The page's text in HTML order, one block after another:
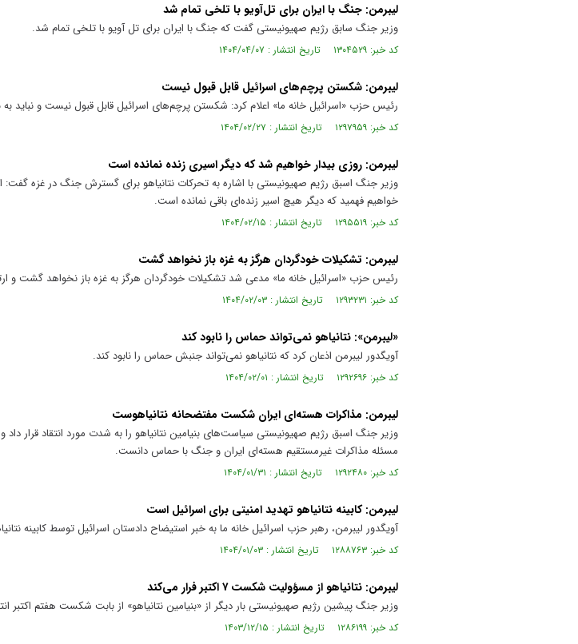
لیبرمن: جنگ با ایران برای تل‌آویو با تلخی تمام شد
وزیر جنگ سابق رژیم صهیونیستی گفت که جنگ با ایران برای تل آویو با تلخی تمام شد.
کد خبر: ۱۳۰۴۵۲۹ تاریخ انتشار : ۱۴۰۴/۰۴/۰۷
لیبرمن: شکستن پرچم‌های اسرائیل قابل قبول نیست
رئیس حزب «اسرائیل خانه ما» اعلام کرد: شکستن پرچم‌های اسرائیل قابل قبول نیست و نباید به
کد خبر: ۱۲۹۷۹۵۹ تاریخ انتشار : ۱۴۰۴/۰۲/۲۷
لیبرمن: روزی بیدار خواهیم شد که دیگر اسیری زنده نمانده است
وزیر جنگ اسبق رژیم صهیونیستی با اشاره به تحرکات نتانیاهو برای گسترش جنگ در غزه گفت:
خواهیم فهمید که دیگر هیچ اسیر زنده‌ای باقی نمانده است.
کد خبر: ۱۲۹۵۵۱۹ تاریخ انتشار : ۱۴۰۴/۰۲/۱۵
لیبرمن: تشکیلات خودگردان هرگز به غزه باز نخواهد گشت
رئیس حزب «اسرائیل خانه ما» مدعی شد تشکیلات خودگردان هرگز به غزه باز نخواهد گشت و
کد خبر: ۱۲۹۳۲۳۱ تاریخ انتشار : ۱۴۰۴/۰۲/۰۳
«لیبرمن»: نتانیاهو نمی‌تواند حماس را نابود کند
آویگدور لیبرمن اذعان کرد که نتانیاهو نمی‌تواند جنبش حماس را نابود کند.
کد خبر: ۱۲۹۲۶۹۶ تاریخ انتشار : ۱۴۰۴/۰۲/۰۱
لیبرمن: مذاکرات هسته‌ای ایران شکست مفتضحانه نتانیاهوست
وزیر جنگ اسبق رژیم صهیونیستی سیاست‌های بنیامین نتانیاهو را به شدت مورد انتقاد قرار
مسئله مذاکرات غیرمستقیم هسته‌ای ایران و جنگ با حماس دانست.
کد خبر: ۱۲۹۲۴۸۰ تاریخ انتشار : ۱۴۰۴/۰۱/۳۱
لیبرمن: کابینه نتانیاهو تهدید امنیتی برای اسرائیل است
آویگدور لیبرمن، رهبر حزب اسرائیل خانه ما به خبر استیضاح دادستان اسرائیل توسط کابینه
کد خبر: ۱۲۸۸۷۶۳ تاریخ انتشار : ۱۴۰۴/۰۱/۰۳
لیبرمن: نتانیاهو از مسؤولیت شکست ۷ اکتبر فرار می‌کند
وزیر جنگ پیشین رژیم صهیونیستی بار دیگر از «بنیامین نتانیاهو» از بابت شکست هفتم اکتبر
کد خبر: ۱۲۸۶۱۹۹ تاریخ انتشار : ۱۴۰۳/۱۲/۱۵